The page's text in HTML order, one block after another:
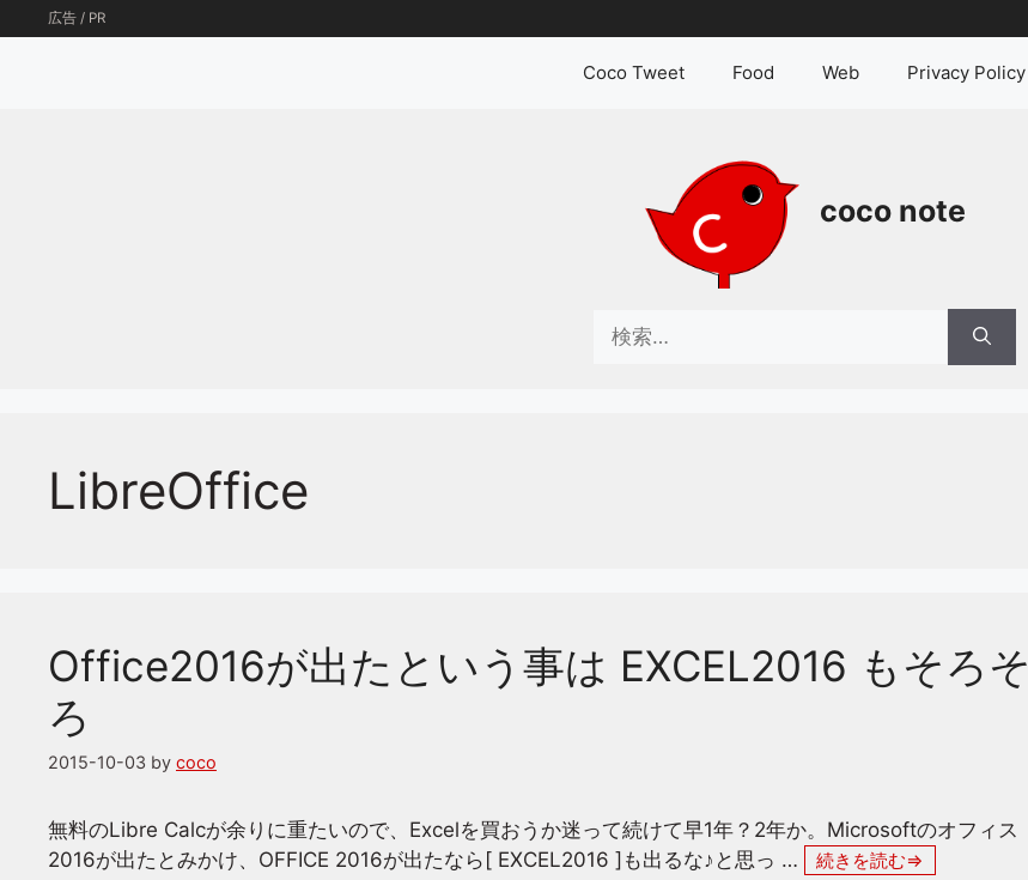
ン
広告 / PR
Coco Tweet Food Web Privacy Policy
coco note
索:
LibreOffice
Office2016が出たという事は EXCEL2016 もそろそ
ろ
2015-10-03 by coco
無料のLibre Calcが余りに重たいので、Excelを買おうか迷って続けて早1年？2年か。Microsoftのオフィス
2016が出たとみかけ、OFFICE 2016が出たなら[ EXCEL2016 ]も出るな♪と思っ …
続きを読む